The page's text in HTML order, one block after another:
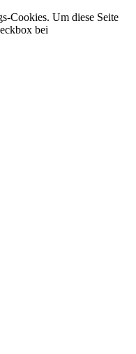
Cookies. Um diese Seite
bei